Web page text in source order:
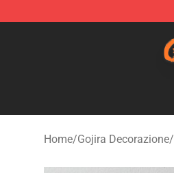
Home/Gojira Decorazione/